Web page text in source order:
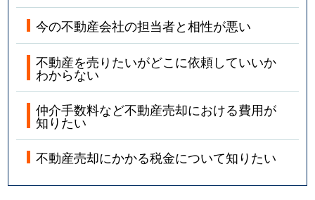
今の不動産会社の担当者と相性が悪い
不動産を売りたいがどこに依頼していいか
わからない
仲介手数料など不動産売却における費用が
知りたい
不動産売却にかかる税金について知りたい